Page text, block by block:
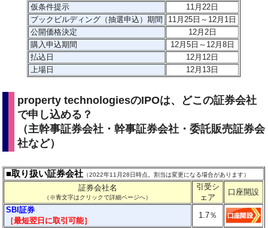
仮条件提示 11月22 日
ブックビルディング（抽選申込）期間
11月25日～12月1日
公開価格決定
12月2日
購入申込期間
12月5日～12月8日
払込日
12月12日
上場日
12月13日
property technologiesのIPOは、どこの証券会社
で申し込める？
（主幹事証券会社・幹事証券会社・委託販売証券会
社など）
■取り扱い証券会社 （2022年11月28日時点。割当は変更になる場合があります）
証券会社名
（※青文字はクリックで詳細ページへ）
引受シ
ェア
口座開設
SBI証券
［最短翌日に取引可能］
1.7％